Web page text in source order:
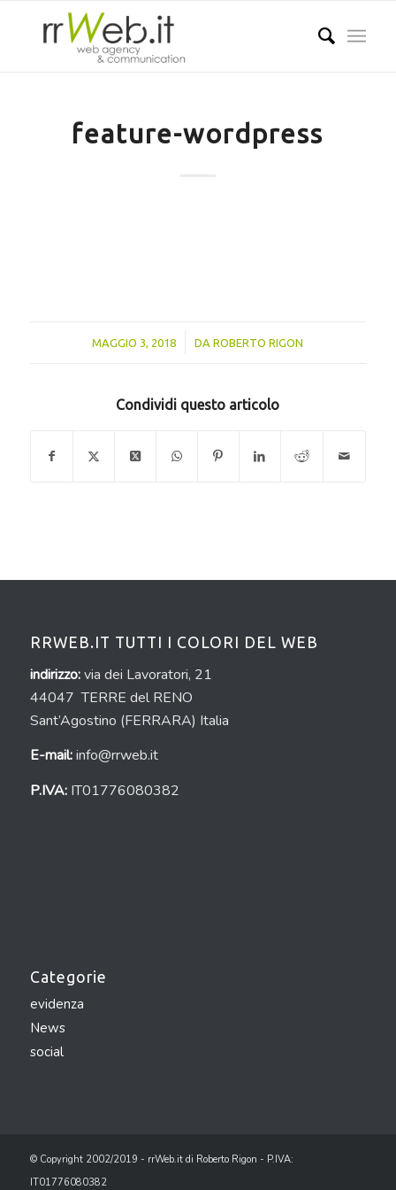
feature-wordpress
MAGGIO 3, 2018
/ DAROBERTO RIGON
Condividi questo articolo
RRWEB.IT TUTTI I COLORI DEL WEB
indirizzo:via dei Lavoratori, 21
44047 TERRE del RENO
Sant’Agostino (FERRARA) Italia
E-mail:info@rrweb.it
P.IVA:IT01776080382
Categorie
evidenza
News
social
© Copyright 2002/2019 - rrWeb.it di Roberto Rigon - P.IVA:
IT01776080382